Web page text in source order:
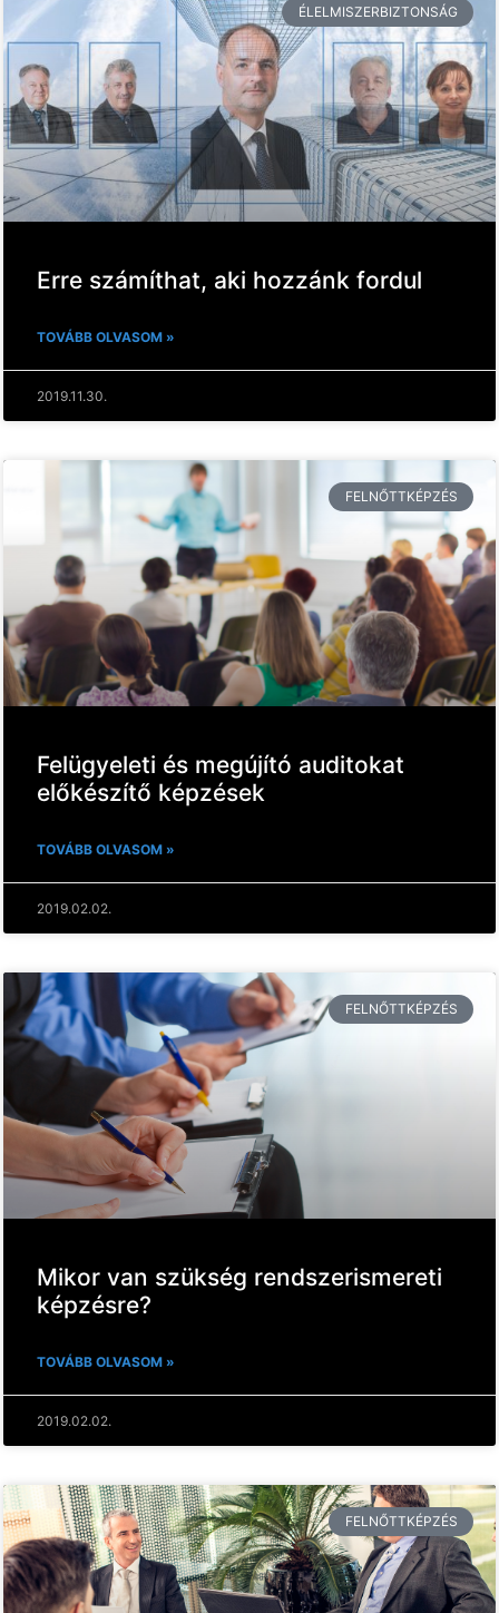
ÉLELMISZERBIZTONSÁG
Erre számíthat, aki hozzánk fordul
TOVÁBB OLVASOM »
2019.11.30.
FELNŐTTKÉPZÉS
Felügyeleti és megújító auditokat
előkészítő képzések
TOVÁBB OLVASOM »
2019.02.02.
FELNŐTTKÉPZÉS
Mikor van szükség rendszerismereti
képzésre?
TOVÁBB OLVASOM »
2019.02.02.
FELNŐTTKÉPZÉS